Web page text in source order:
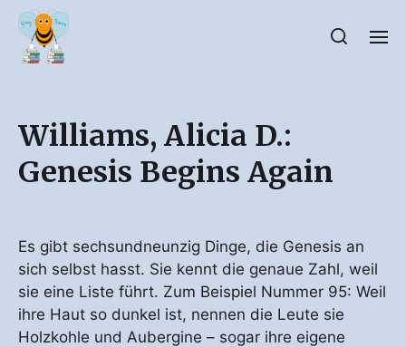
Williams, Alicia D.:
Genesis Begins Again
Es gibt sechsundneunzig Dinge, die Genesis an
sich selbst hasst. Sie kennt die genaue Zahl, weil
sie eine Liste führt. Zum Beispiel Nummer 95: Weil
ihre Haut so dunkel ist, nennen die Leute sie
Holzkohle und Aubergine – sogar ihre eigene